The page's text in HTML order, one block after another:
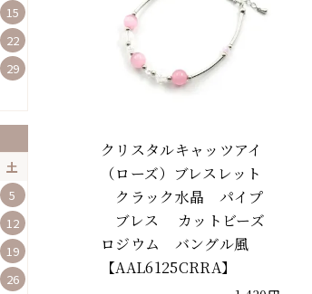
クリスタルキャッツアイ
（ローズ）ブレスレット
クラック水晶 パイプ
ブレス カットビーズ
ロジウム バングル風
【AAL6125CRRA】
15
22
29
土
5
12
19
26